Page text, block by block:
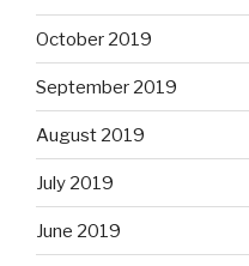
October 2019
September 2019
August 2019
July 2019
June 2019